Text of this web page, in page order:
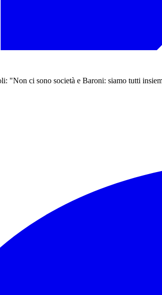
"Non ci sono società e Baroni: siamo tutti